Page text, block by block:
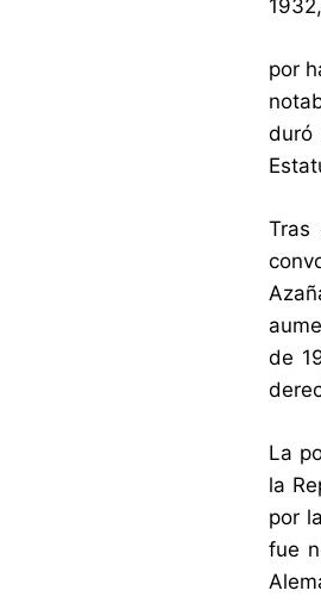
por
duró
Tras
de
La
la
por
fue